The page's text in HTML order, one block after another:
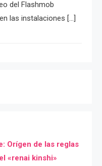
del Flashmob
las instalaciones […]
Orígen de las reglas
«renai kinshi»